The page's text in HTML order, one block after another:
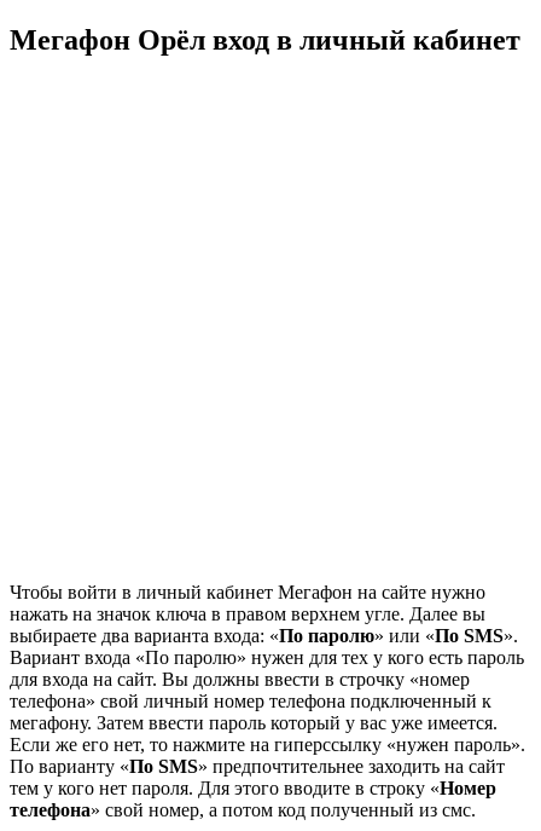
Мегафон Орёл вход в личный кабинет
Чтобы войти в личный кабинет Мегафон на сайте нужно
нажать на значок ключа в правом верхнем угле. Далее вы
выбираете два варианта входа: «По паролю» или «По SMS».
Вариант входа «По паролю» нужен для тех у кого есть пароль
для входа на сайт. Вы должны ввести в строчку «номер
телефона» свой личный номер телефона подключенный к
мегафону. Затем ввести пароль который у вас уже имеется.
Если же его нет, то нажмите на гиперссылку «нужен пароль».
По варианту «По SMS» предпочтительнее заходить на сайт
тем у кого нет пароля. Для этого вводите в строку «Номер
телефона» свой номер, а потом код полученный из смс.